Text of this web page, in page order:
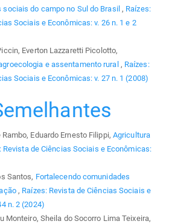
do campo no Sul do Brasil , Raízes:
Sociais e Econômicas: v. 26 n. 1 e 2
Everton Lazzaretti Picolotto,
e assentamento rural , Raízes:
Sociais e Econômicas: v. 27 n. 1 (2008)
Eduardo Ernesto Filippi, Agricultura
Revista de Ciências Sociais e Econômicas:
Santos, Fortalecendo comunidades
, Raízes: Revista de Ciências Sociais e
n. 2 (2024)
Monteiro, Sheila do Socorro Lima Teixeira,